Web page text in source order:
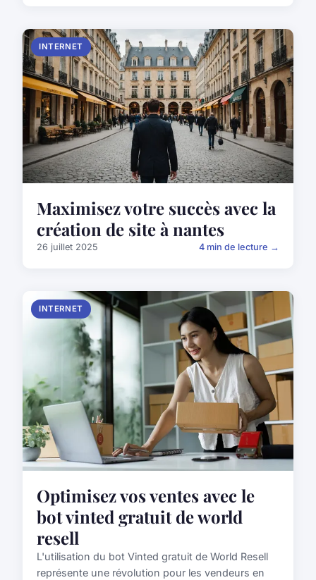
INTERNET
Maximisez votre succès avec la
création de site à nantes
26 juillet 2025 4 min de lecture →
INTERNET
Optimisez vos ventes avec le
bot vinted gratuit de world
resell
L'utilisation du bot Vinted gratuit de World Resell
représente une révolution pour les vendeurs en